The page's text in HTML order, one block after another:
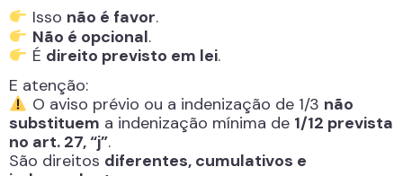
Isso não é favor.
Não é opcional.
É direito previsto em lei.
E atenção:
O aviso prévio ou a indenização de 1/3 não
substituem a indenização mínima de 1/12 prevista
no art. 27, “j”.
São direitos diferentes, cumulativos e